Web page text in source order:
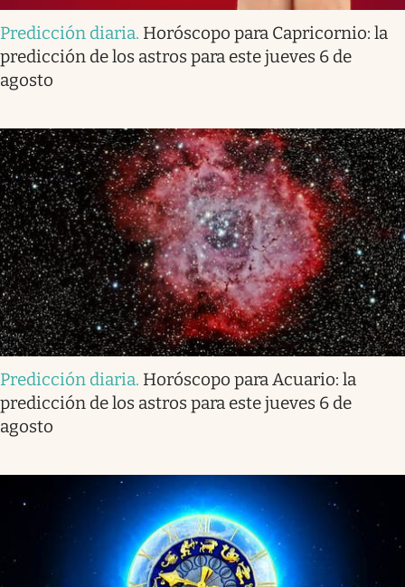
Predicción diaria. Horóscopo para Capricornio: la
predicción de los astros para este jueves 6 de
agosto
Predicción diaria. Horóscopo para Acuario: la
predicción de los astros para este jueves 6 de
agosto